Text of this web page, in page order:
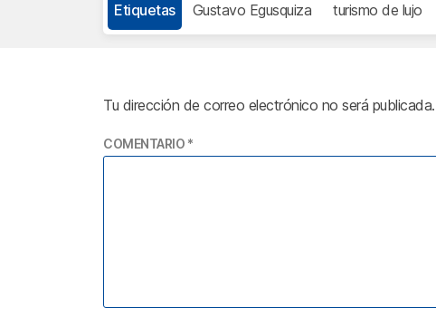
Etiquetas Gustavo Egusquiza turismo de lujo
Tu dirección de correo electrónico no será publicada.
COMENTARIO *